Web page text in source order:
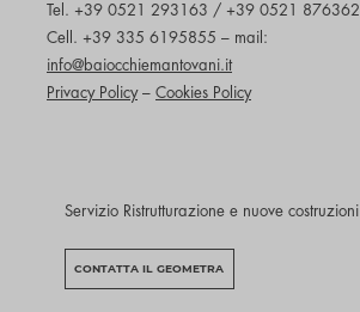
Tel. +39 0521 293163 / +39 0521 876362
Cell. +39 335 6195855 – mail:
info@baiocchiemantovani.it
Privacy Policy– Cookies Policy
Servizio Ristrutturazione e nuove costruzioni
CONTATTA IL GEOMETRA